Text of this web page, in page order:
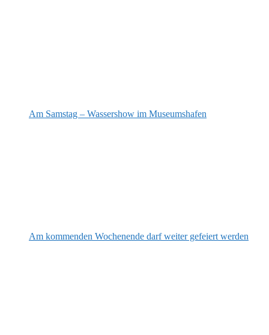
Am Samstag – Wassershow im Museumshafen
Am kommenden Wochenende darf weiter gefeiert werden